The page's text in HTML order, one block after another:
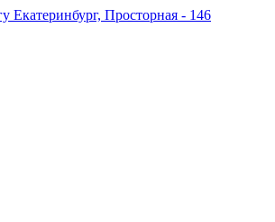
Екатеринбург, Просторная - 146